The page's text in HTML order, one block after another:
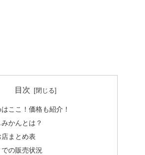
目次
ここ！価格も紹介！
かんとは？
まとめ表
の販売状況